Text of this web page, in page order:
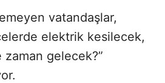
vatandaşlar,
elektrik kesilecek,
gelecek?”